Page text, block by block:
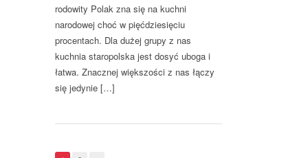
rodowity Polak zna się na kuchni
narodowej choć w pięćdziesięciu
procentach. Dla dużej grupy z nas
kuchnia staropolska jest dosyć uboga i
łatwa. Znacznej większości z nas łączy
się jedynie […]